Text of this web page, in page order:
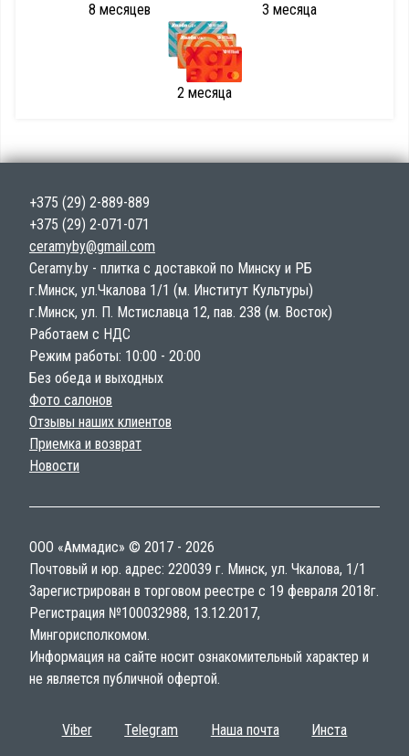
8 месяцев 3 месяца
2 месяца
+375 (29) 2-889-889
+375 (29) 2-071-071
ceramyby@gmail.com
Ceramy.by - плитка с доставкой по Минску и РБ
г.Минск, ул.Чкалова 1/1 (м. Институт Культуры)
г.Минск, ул. П. Мстиславца 12, пав. 238 (м. Восток)
Работаем с НДС
Режим работы: 10:00 - 20:00
Без обеда и выходных
Фото салонов
Отзывы наших клиентов
Приемка и возврат
Новости
ООО «Аммадис» © 2017 - 2026
Почтовый и юр. адрес: 220039 г. Минск, ул. Чкалова, 1/1
Зарегистрирован в торговом реестре с 19 февраля 2018г.
Регистрация №100032988, 13.12.2017,
Мингорисполкомом.
Информация на сайте носит ознакомительный характер и
не является публичной офертой.
Viber Telegram Наша почта Инста